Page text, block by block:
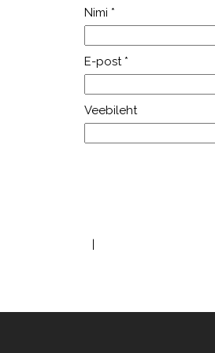
Nimi *
E-post *
Veebileht